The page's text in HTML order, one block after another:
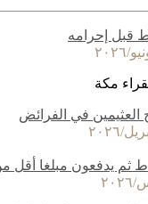
قبل إحرامه
مكة
في الفرائض
ثم يدفعون مبلغا أقل